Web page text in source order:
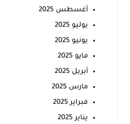
أغسطس 2025
يوليو 2025
يونيو 2025
مايو 2025
أبريل 2025
مارس 2025
فبراير 2025
يناير 2025